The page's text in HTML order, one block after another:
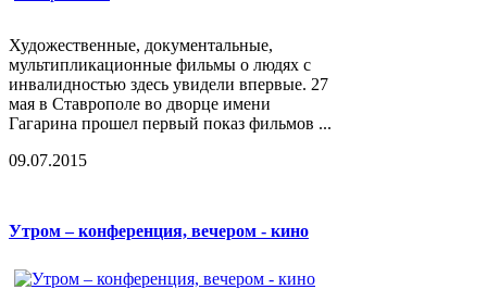
Художественные, документальные,
мультипликационные фильмы о людях с
инвалидностью здесь увидели впервые. 27
мая в Ставрополе во дворце имени
Гагарина прошел первый показ фильмов ...
09.07.2015
Утром – конференция, вечером - кино